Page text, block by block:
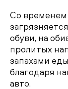
Со временем
обуви, на
пролитых
запахами
благодаря
авто.